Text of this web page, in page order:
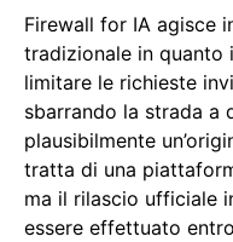
Firewall for IA agisce
tradizionale in quanto
limitare le richieste
sbarrando la strada a
plausibilmente
tratta di una
ma il rilascio ufficiale
essere effettuato